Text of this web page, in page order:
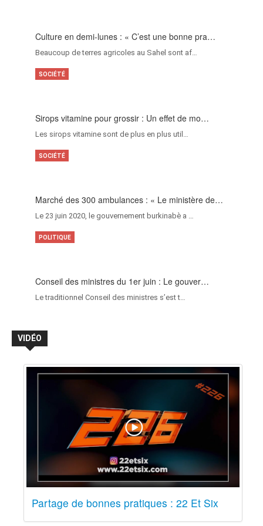
Culture en demi-lunes : « C’est une bonne pra…
Beaucoup de terres agricoles au Sahel sont af…
Sirops vitamine pour grossir : Un effet de mo…
Les sirops vitamine sont de plus en plus util…
SOCIÉTÉ
Marché des 300 ambulances : « Le ministère de…
Le 23 juin 2020, le gouvernement burkinabè a …
SOCIÉTÉ
Conseil des ministres du 1er juin : Le gouver…
Le traditionnel Conseil des ministres s’est t…
POLITIQUE
VIDÉO
Partage de bonnes pratiques : 22 Et Six